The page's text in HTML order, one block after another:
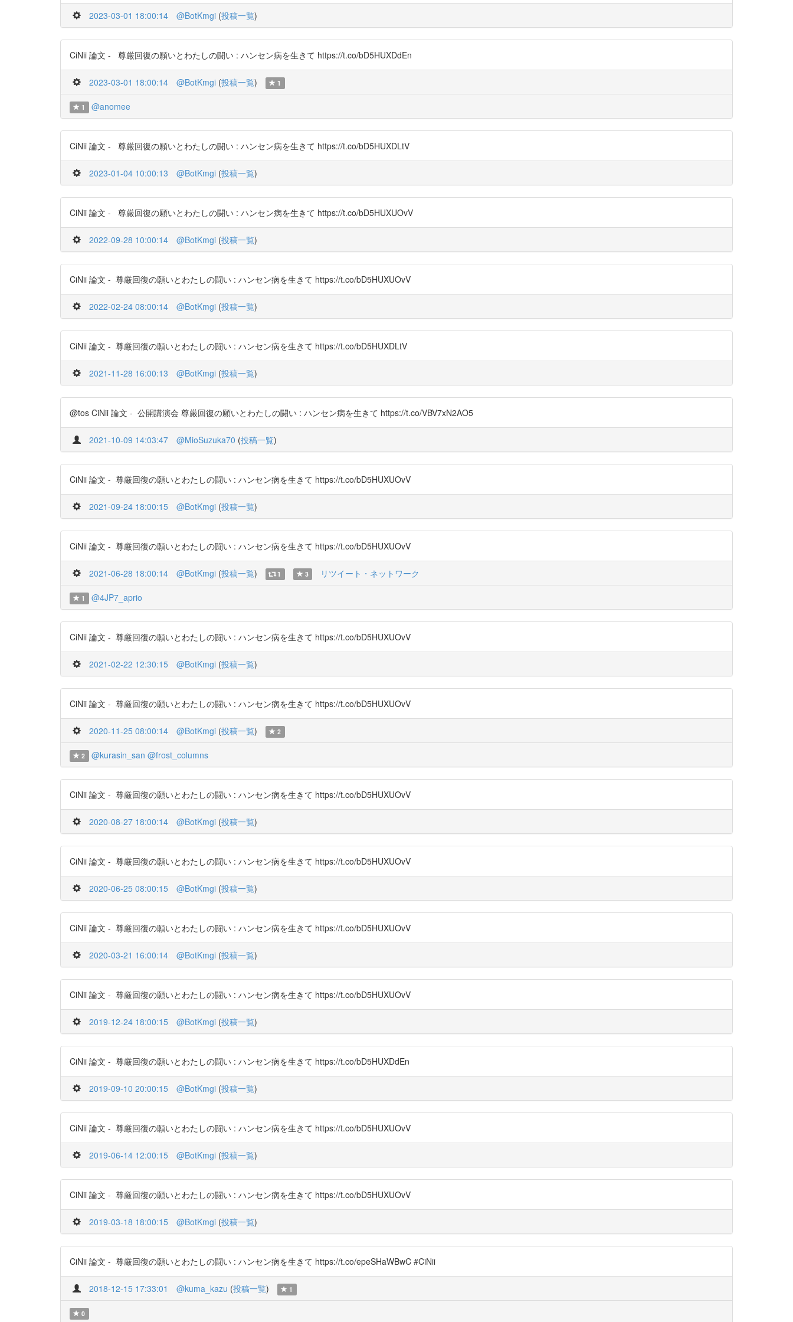
2023-03-01 18:00:14 @BotKmgi (投稿一覧)
CiNii 論文 - 尊厳回復の願いとわたしの闘い : ハンセン病を生きて https://t.co/bD5HUXDdEn
2023-03-01 18:00:14 @BotKmgi (投稿一覧) 1
1 @anomee
CiNii 論文 - 尊厳回復の願いとわたしの闘い : ハンセン病を生きて https://t.co/bD5HUXDLtV
2023-01-04 10:00:13 @BotKmgi (投稿一覧)
CiNii 論文 - 尊厳回復の願いとわたしの闘い : ハンセン病を生きて https://t.co/bD5HUXUOvV
2022-09-28 10:00:14 @BotKmgi (投稿一覧)
CiNii 論文 - 尊厳回復の願いとわたしの闘い : ハンセン病を生きて https://t.co/bD5HUXUOvV
2022-02-24 08:00:14 @BotKmgi (投稿一覧)
CiNii 論文 - 尊厳回復の願いとわたしの闘い : ハンセン病を生きて https://t.co/bD5HUXDLtV
2021-11-28 16:00:13 @BotKmgi (投稿一覧)
@tos CiNii 論文 - 公開講演会 尊厳回復の願いとわたしの闘い : ハンセン病を生きて https://t.co/VBV7xN2AO5
2021-10-09 14:03:47 @MioSuzuka70 (投稿一覧)
CiNii 論文 - 尊厳回復の願いとわたしの闘い : ハンセン病を生きて https://t.co/bD5HUXUOvV
2021-09-24 18:00:15 @BotKmgi (投稿一覧)
CiNii 論文 - 尊厳回復の願いとわたしの闘い : ハンセン病を生きて https://t.co/bD5HUXUOvV
2021-06-28 18:00:14 @BotKmgi (投稿一覧) 1 3 リツイート・ネットワーク
1 @4JP7_aprio
CiNii 論文 - 尊厳回復の願いとわたしの闘い : ハンセン病を生きて https://t.co/bD5HUXUOvV
2021-02-22 12:30:15 @BotKmgi (投稿一覧)
CiNii 論文 - 尊厳回復の願いとわたしの闘い : ハンセン病を生きて https://t.co/bD5HUXUOvV
2020-11-25 08:00:14 @BotKmgi (投稿一覧) 2
2 @kurasin_san @frost_columns
CiNii 論文 - 尊厳回復の願いとわたしの闘い : ハンセン病を生きて https://t.co/bD5HUXUOvV
2020-08-27 18:00:14 @BotKmgi (投稿一覧)
CiNii 論文 - 尊厳回復の願いとわたしの闘い : ハンセン病を生きて https://t.co/bD5HUXUOvV
2020-06-25 08:00:15 @BotKmgi (投稿一覧)
CiNii 論文 - 尊厳回復の願いとわたしの闘い : ハンセン病を生きて https://t.co/bD5HUXUOvV
2020-03-21 16:00:14 @BotKmgi (投稿一覧)
CiNii 論文 - 尊厳回復の願いとわたしの闘い : ハンセン病を生きて https://t.co/bD5HUXUOvV
2019-12-24 18:00:15 @BotKmgi (投稿一覧)
CiNii 論文 - 尊厳回復の願いとわたしの闘い : ハンセン病を生きて https://t.co/bD5HUXDdEn
2019-09-10 20:00:15 @BotKmgi (投稿一覧)
CiNii 論文 - 尊厳回復の願いとわたしの闘い : ハンセン病を生きて https://t.co/bD5HUXUOvV
2019-06-14 12:00:15 @BotKmgi (投稿一覧)
CiNii 論文 - 尊厳回復の願いとわたしの闘い : ハンセン病を生きて https://t.co/bD5HUXUOvV
2019-03-18 18:00:15 @BotKmgi (投稿一覧)
CiNii 論文 - 尊厳回復の願いとわたしの闘い : ハンセン病を生きて https://t.co/epeSHaWBwC #CiNii
2018-12-15 17:33:01 @kuma_kazu (投稿一覧) 1
0